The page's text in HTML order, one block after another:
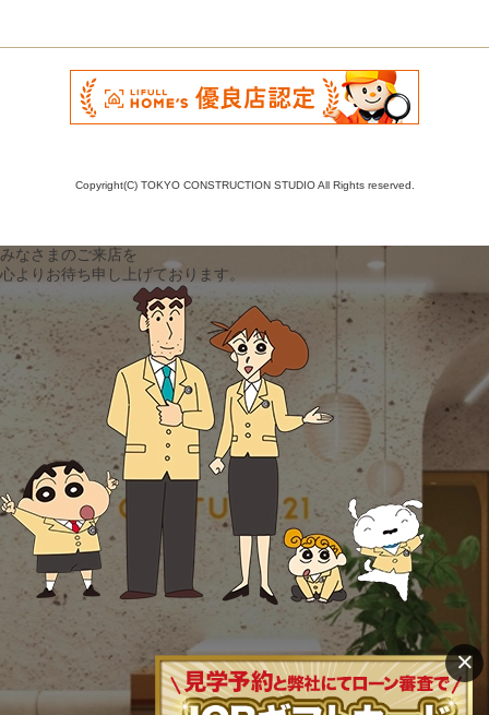
Copyright(C) TOKYO CONSTRUCTION STUDIO All Rights reserved.
みなさまのご来店を
心よりお待ち申し上げております。
×